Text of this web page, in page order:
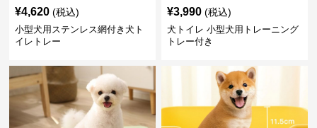
¥4,620 (税込)
小型犬用ステンレス網付き犬ト
イレトレー
¥3,990 (税込)
犬トイレ 小型犬用トレーニング
トレー付き